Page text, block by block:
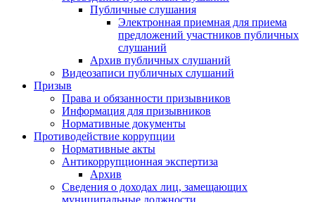
Публичные слушания
Электронная приемная для приема
предложений участников публичных
слушаний
Архив публичных слушаний
Видеозаписи публичных слушаний
Призыв
Права и обязанности призывников
Информация для призывников
Нормативные документы
Противодействие коррупции
Нормативные акты
Антикоррупционная экспертиза
Архив
Сведения о доходах лиц, замещающих